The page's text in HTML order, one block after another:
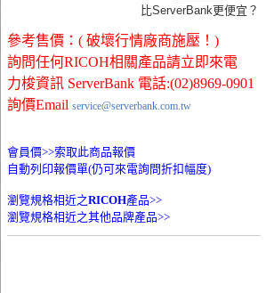
比ServerBank更便宜？
參考售價：( 破壞行情廠商施壓！)
詢問任何RICOH相關產品請立即來電
力梭資訊 ServerBank 電話:(02)8969-0901
詢價Email service@serverbank.com.tw
會員價>>索取此商品報價
自動列印報價單(仍可來電詢問折扣幅度)
瀏覽規格相近之RICOH產品>>
瀏覽規格相近之其他品牌產品>>